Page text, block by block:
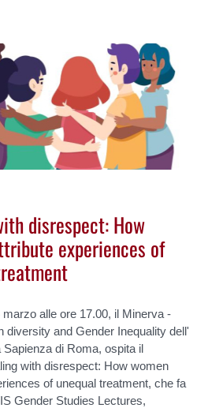
disrespect: How
experiences of
alle ore 17.00, il Minerva -
diversity and Gender Inequality dell'
Sapienza di Roma, ospita il
with disrespect: How women
of unequal treatment, che fa
Gender Studies Lectures,